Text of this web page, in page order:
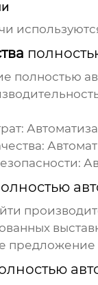
полностью
предложение